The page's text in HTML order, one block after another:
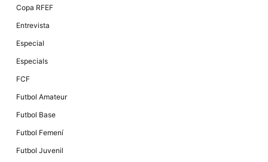
Copa RFEF
Entrevista
Especial
Especials
FCF
Futbol Amateur
Futbol Base
Futbol Femení
Futbol Juvenil